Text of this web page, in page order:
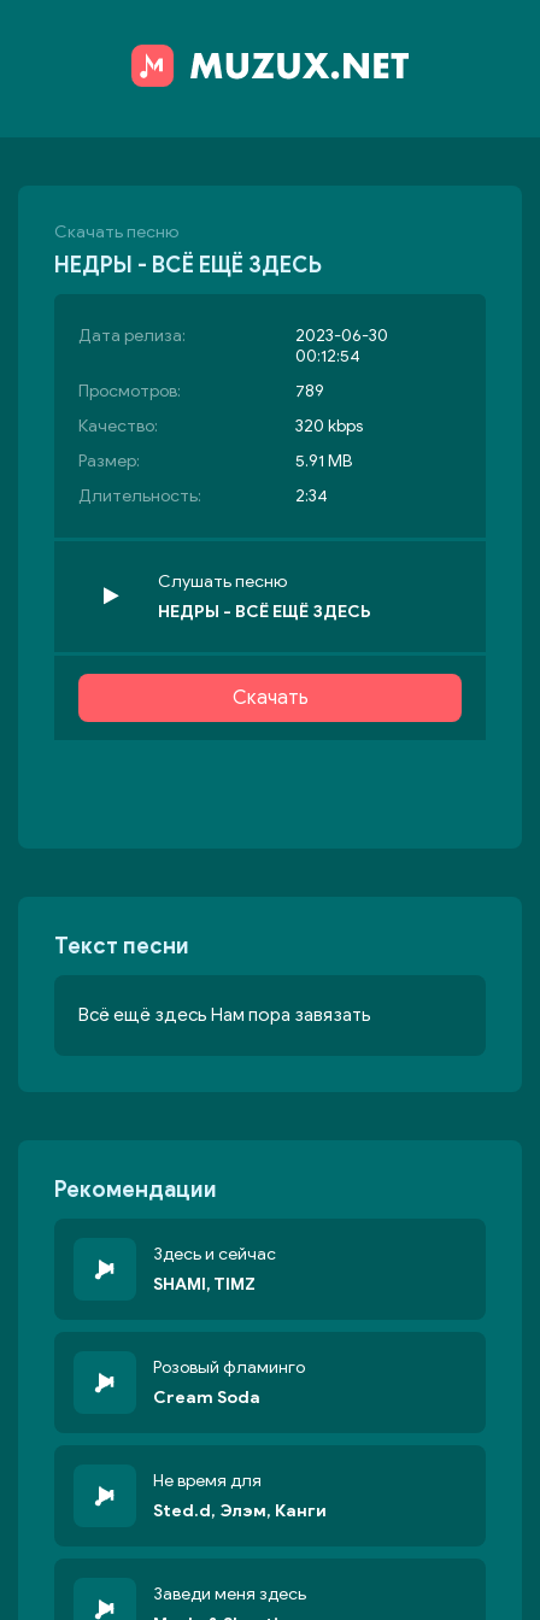
Скачать песню
НЕДРЫ - ВСЁ ЕЩЁ ЗДЕСЬ
Дата релиза:
2023-06-30
00:12:54
Просмотров:
789
Качество:
320 kbps
Размер:
5.91 MB
Длительность:
2:34
Слушать песню
НЕДРЫ - ВСЁ ЕЩЁ ЗДЕСЬ
Скачать
Текст песни
Всё ещё здесь Нам пора завязать
Рекомендации
Здесь и сейчас
SHAMI, TIMZ
Розовый фламинго
Cream Soda
Не время для
Sted.d, Элэм, Канги
Заведи меня здесь